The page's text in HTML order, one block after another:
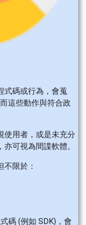
式碼或行為，會蒐
這些動作與符合政
使用者，或是未充分
可視為間諜軟體。
限於：
碼 (例如 SDK)，會